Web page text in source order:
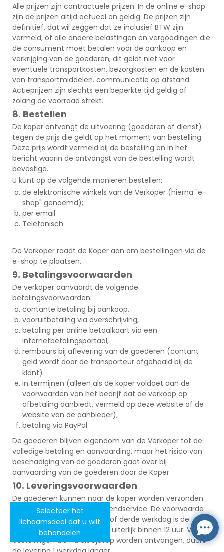
Selecteer het
lichaamsdeel dat u wilt
behandelen
Alle prijzen zijn contractuele prijzen. In de online e-shop
zijn de prijzen altijd actueel en geldig. De prijzen zijn
definitief, dat wil zeggen dat ze inclusief BTW zijn
vermeld, of alle andere belastingen en vergoedingen die
de consument moet betalen voor de aankoop en
verkrijging van de goederen, dit geldt niet voor
eventuele transportkosten, bezorgkosten en de kosten
van transportmiddelen. communicatie op afstand.
Actieprijzen zijn slechts een beperkte tijd geldig of
zolang de voorraad strekt.
8. Bestellen
De koper ontvangt de uitvoering (goederen of dienst)
tegen de prijs die geldt op het moment van bestelling.
Deze prijs wordt vermeld bij de bestelling en in het
bericht waarin de ontvangst van de bestelling wordt
bevestigd.
U kunt op de volgende manieren bestellen:
de elektronische winkels van de Verkoper (hierna "e-
shop" genoemd);
per email
Telefonisch
De Verkoper raadt de Koper aan om bestellingen via de
e-shop te plaatsen.
9. Betalingsvoorwaarden
De verkoper aanvaardt de volgende
betalingsvoorwaarden:
contante betaling bij aankoop,
vooruitbetaling via overschrijving,
betaling per online betaalkaart via een
internetbetalingsportaal,
rembours bij aflevering van de goederen (contant
geld wordt door de transporteur afgehaald bij de
klant)
in termijnen (alleen als de koper voldoet aan de
voorwaarden van het bedrijf dat de verkoop op
afbetaling aanbiedt, vermeld op deze website of de
website van de aanbieder),
betaling via PayPal
De goederen blijven eigendom van de Verkoper tot de
volledige betaling en aanvaarding, maar het risico van
beschadiging van de goederen gaat over bij
aanvaarding van de goederen door de Koper.
10. Leveringsvoorwaarden
De goederen kunnen naar de koper worden verzonden
door de geselecteerde verzendservice. De voorwaarde
voor levering op de tweede of derde werkdag is de
ontvangst van de bestelling uiterlijk binnen 12 uur. Voor
bestellingen die na dit tijdstip worden ontvangen, duurt